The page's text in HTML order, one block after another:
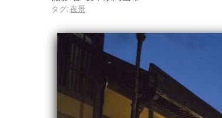
タグ:夜景